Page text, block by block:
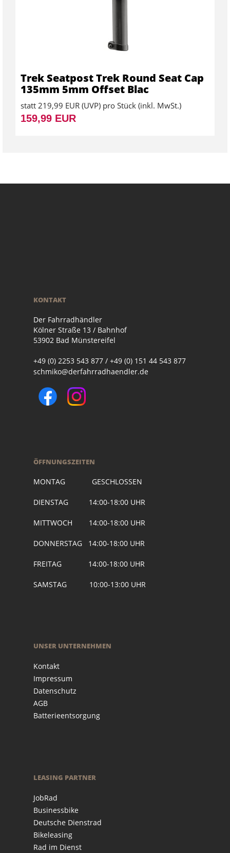
Trek Seatpost Trek Round Seat Cap
135mm 5mm Offset Blac
statt 219,99 EUR (UVP) pro Stück (inkl. MwSt.)
159,99 EUR
KONTAKT
Der Fahrradhändler
Kölner Straße 13 / Bahnhof
53902 Bad Münstereifel
+49 (0) 2253 543 877 / +49 (0) 151 44 543 877
schmiko@derfahrradhaendler.de
ÖFFNUNGSZEITEN
MONTAG GESCHLOSSEN
DIENSTAG 14:00-18:00 UHR
MITTWOCH 14:00-18:00 UHR
DONNERSTAG 14:00-18:00 UHR
FREITAG 14:00-18:00 UHR
SAMSTAG 10:00-13:00 UHR
UNSER UNTERNEHMEN
Kontakt
Impressum
Datenschutz
AGB
Batterieentsorgung
LEASING PARTNER
JobRad
Businessbike
Deutsche Dienstrad
Bikeleasing
Rad im Dienst